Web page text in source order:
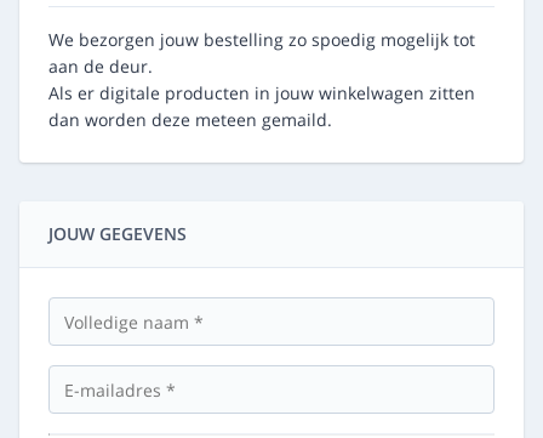
We bezorgen jouw bestelling zo spoedig mogelijk tot
aan de deur.
Als er digitale producten in jouw winkelwagen zitten
dan worden deze meteen gemaild.
JOUW GEGEVENS